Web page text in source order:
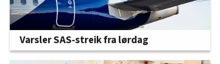
Varsler SAS-streik fra lørdag